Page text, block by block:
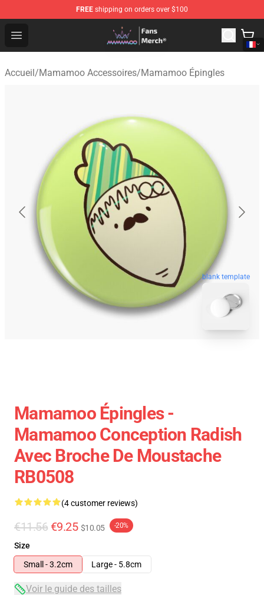
FREE shipping on orders over $100
Open menu
Mamamoo Store - Official Mamamoo Merchandise Shop
Accueil/Mamamoo Accessoires/Mamamoo Épingles
blank template
Mamamoo Épingles -
Mamamoo Conception Radish
Avec Broche De Moustache
RB0508
(4 customer reviews)
€11.56 €9.25 $10.05 -20%
Size
Small - 3.2cm
Large - 5.8cm
Voir le guide des tailles